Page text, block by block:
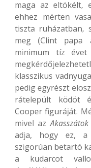
maga az eltökélt,
ehhez mérten
tiszta ruházatban,
meg (Clint papa
minimum tíz évet
klasszikus
pedig egyrészt
rátelepült ködöt
Cooper figuráját.
mivel az
adja, hogy ez,
szigorúan betartó
a kudarcot